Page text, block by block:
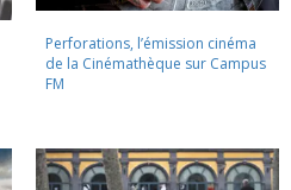
Perforations, l’émission cinéma
de la Cinémathèque sur Campus
FM